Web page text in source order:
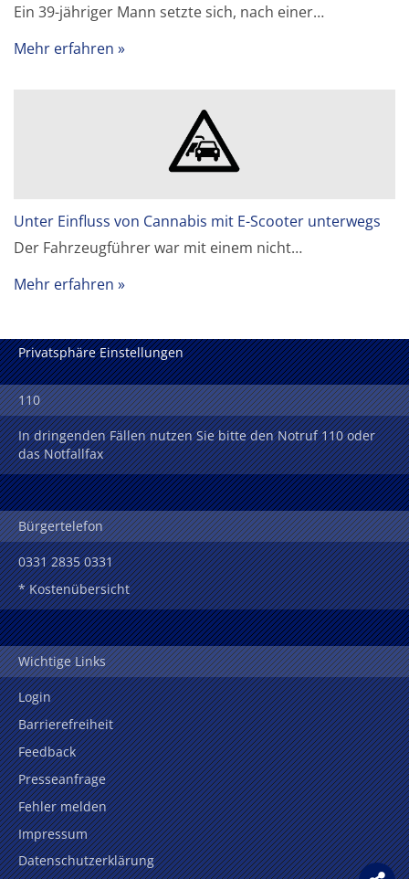
Ein 39-jähriger Mann setzte sich, nach einer…
Mehr erfahren
Unter Einfluss von Cannabis mit E-Scooter unterwegs
Der Fahrzeugführer war mit einem nicht…
Mehr erfahren
Privatsphäre Einstellungen
110
In dringenden Fällen nutzen Sie bitte den Notruf 110 oder
das Notfallfax
Bürgertelefon
0331 2835 0331
* Kostenübersicht
Wichtige Links
Login
Barrierefreiheit
Feedback
Presseanfrage
Fehler melden
Impressum
Datenschutzerklärung